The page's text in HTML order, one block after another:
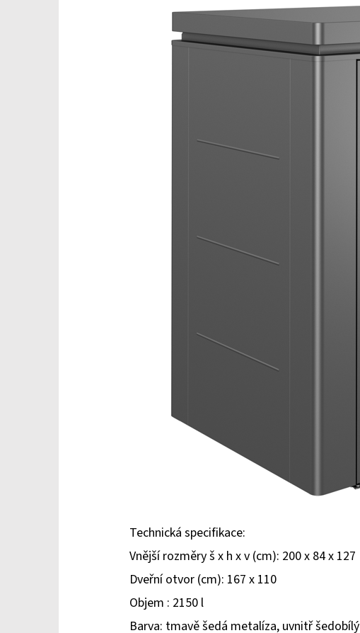
Technická specifikace:
Vnější rozměry š x h x v (cm): 200 x 84 x 127
Dveřní otvor (cm): 167 x 110
Objem : 2150 l
Barva: tmavě šedá metalíza, uvnitř šedobílý